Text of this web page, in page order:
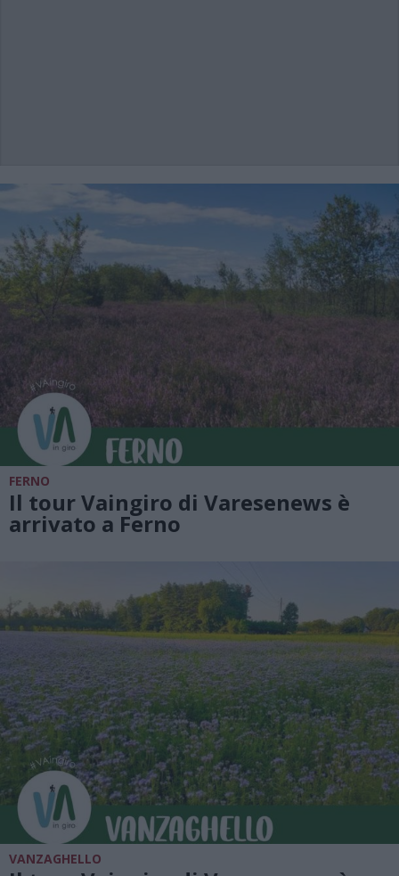
FERNO
Il tour Vaingiro di Varesenews è
arrivato a Ferno
VANZAGHELLO